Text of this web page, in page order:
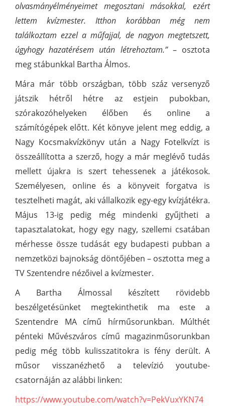
olvasmányélményeimet megosztani másokkal, ezért
lettem kvízmester.Itthon korábban még nem
találkoztam ezzel a műfajjal, de nagyon megtetszett,
úgyhogy hazatérésem után létrehoztam.” – osztota
meg stábunkkal Bartha Álmos.
Mára már több országban, több száz versenyző
játszik hétről hétre az estjein pubokban,
szórakozóhelyeken élőben és online a
számítógépek előtt. Két könyve jelent meg eddig, a
Nagy Kocsmakvízkönyv után a Nagy Fotelkvízt is
összeállította a szerző, hogy a már meglévő tudás
mellett újakra is szert tehessenek a játékosok.
Személyesen, online és a könyveit forgatva is
tesztelheti magát, aki vállalkozik egy-egy kvízjátékra.
Május 13-ig pedig még mindenki gyűjtheti a
tapasztalatokat, hogy egy nagy, szellemi csatában
mérhesse össze tudását egy budapesti pubban a
nemzetközi bajnokság döntőjében – osztotta meg a
TV Szentendre nézőivel a kvízmester.
A Bartha Álmossal készített rövidebb
beszélgetésünket megtekinthetik ma este a
Szentendre MA című hírműsorunkban. Múlthét
pénteki Művészváros című magazinműsorunkban
pedig még több kulisszatitokra is fény derült. A
műsor visszanézhető a televízió youtube-
csatornáján az alábbi linken:
https://www.youtube.com/watch?v=PekVuxYKN74